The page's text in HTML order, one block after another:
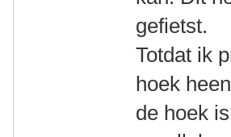
gefietst.
Totdat ik
hoek
de hoek